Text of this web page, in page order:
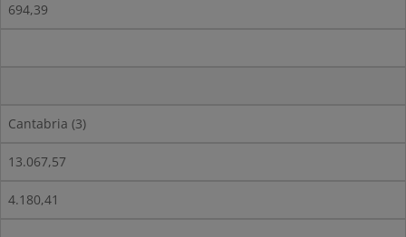
694,39
Cantabria (3)
13.067,57
4.180,41